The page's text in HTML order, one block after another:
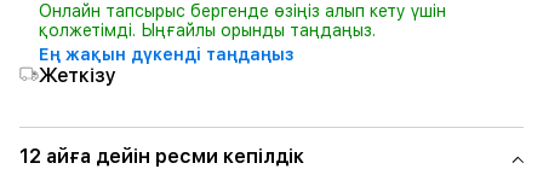
Онлайн тапсырыс бергенде өзіңіз алып кету үшін
қолжетімді. Ыңғайлы орынды таңдаңыз.
Ең жақын дүкенді таңдаңыз
Жеткізу
12 айға дейін ресми кепілдік